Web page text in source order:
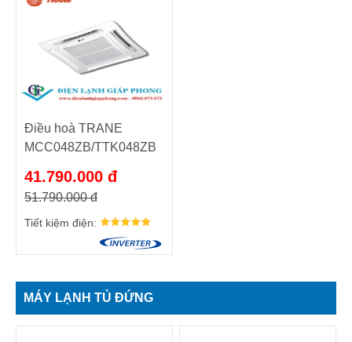
Điều hoà TRANE
MCC048ZB/TTK048ZB
41.790.000 đ
51.790.000 đ
Tiết kiệm điện:
MÁY LẠNH TỦ ĐỨNG